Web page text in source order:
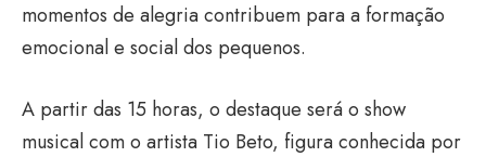
momentos de alegria contribuem para a formação
emocional e social dos pequenos.
A partir das 15 horas, o destaque será o show
musical com o artista Tio Beto, figura conhecida por